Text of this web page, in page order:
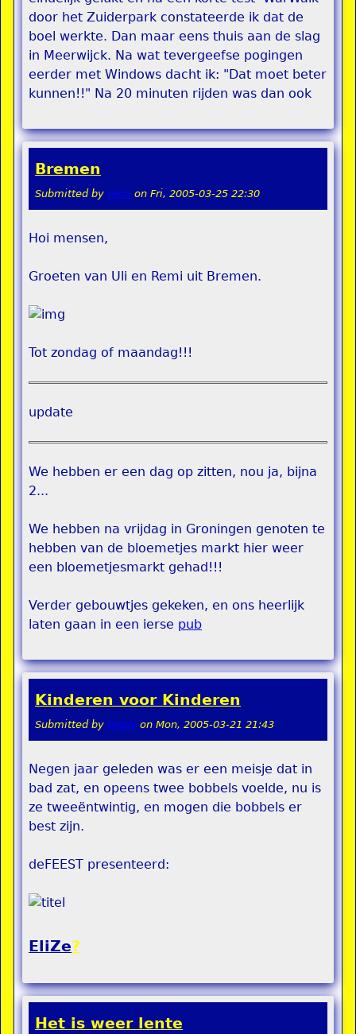
door het Zuiderpark constateerde ik dat de
boel werkte. Dan maar eens thuis aan de slag
in Meerwijck. Na wat tevergeefse pogingen
eerder met Windows dacht ik: "Dat moet beter
kunnen!!" Na 20 minuten rijden was dan ook
Bremen
Submitted by remi on Fri, 2005-03-25 22:30
Hoi mensen,
Groeten van Uli en Remi uit Bremen.
Tot zondag of maandag!!!
update
We hebben er een dag op zitten, nou ja, bijna
2...
We hebben na vrijdag in Groningen genoten te
hebben van de bloemetjes markt hier weer
een bloemetjesmarkt gehad!!!
Verder gebouwtjes gekeken, en ons heerlijk
laten gaan in een ierse pub
Kinderen voor Kinderen
Submitted by teddy on Mon, 2005-03-21 21:43
Negen jaar geleden was er een meisje dat in
bad zat, en opeens twee bobbels voelde, nu is
ze tweeëntwintig, en mogen die bobbels er
best zijn.
deFEEST presenteerd:
EliZe?
Het is weer lente